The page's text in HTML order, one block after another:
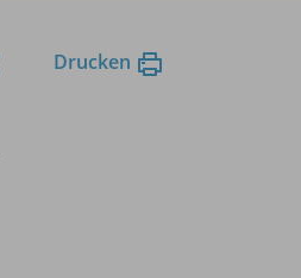
Drucken